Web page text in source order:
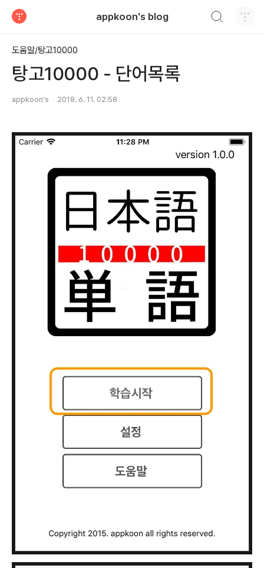
appkoon's blog
도움말/탕고10000
탕고10000 - 단어목록
appkoon's 2018. 6. 11. 02:58